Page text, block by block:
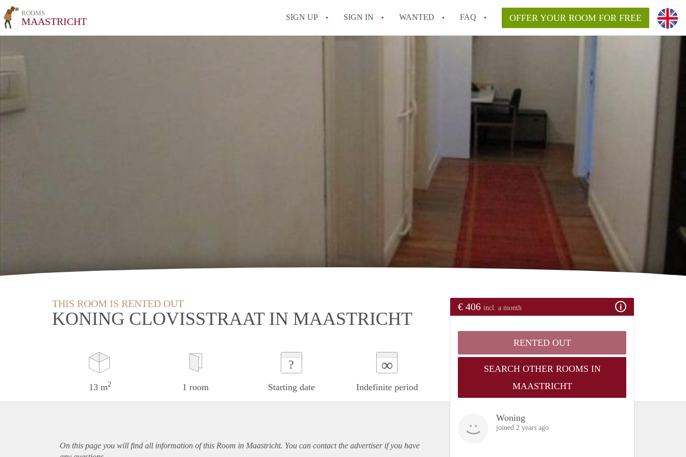
ROOMS
MAASTRICHT SIGN UP SIGN IN WANTED FAQ OFFER YOUR ROOM FOR FREE
THIS ROOM IS RENTED OUT
KONING CLOVISSTRAAT IN MAASTRICHT
13 m2 1 room
?
Starting date
∞
Indefinite period
€ 406 incl. a month
RENTED OUT
SEARCH OTHER ROOMS IN
MAASTRICHT
Woning
joined 2 years ago
On this page you will find all information of this Room in Maastricht. You can contact the advertiser if you have